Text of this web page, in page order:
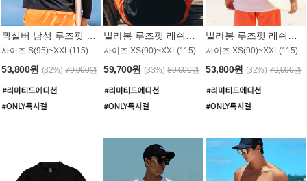
사이즈 S(95)~XXL(115)
53,800원 (32%) 79,000원
사이즈 XS(90)~XXL(115)
59,700원 (33%) 89,000원
사이즈 XS(90)~XXL(115)
53,800원 (32%) 79,000원